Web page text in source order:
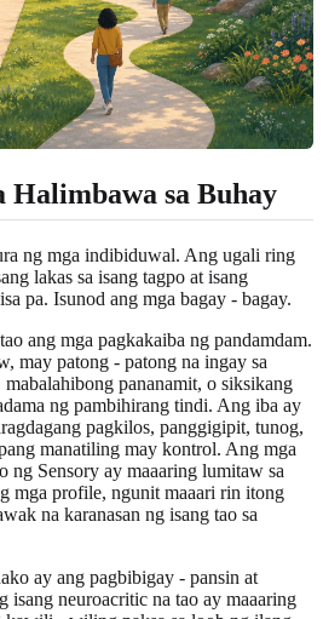
Halimbawa sa Buhay
ng mga indibiduwal. Ang ugali ring
lakas sa isang tagpo at isang
pa. Isunod ang mga bagay - bagay.
ang mga pagkakaiba ng pandamdam.
may patong - patong na ingay sa
pananamit, o siksikang
ng pambihirang tindi. Ang iba ay
pagkilos, panggigipit, tunog,
manatiling may kontrol. Ang mga
ng Sensory ay maaaring lumitaw sa
mga profile, ngunit maaari rin itong
na karanasan ng isang tao sa
ay ang pagbibigay - pansin at
isang neuroacritic na tao ay maaaring